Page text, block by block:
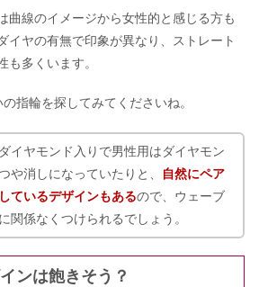
ープンウェンレターズの書く内容＆
は？100均おすすめ箱10選
曲線のイメージから女性的と感じる方も
イヤの有無で印象が異なり、ストレート
も多くいます。
指輪を探してみてくださいね。
イヤモンド入りで男性用はダイヤモン
や消しになっていたりと、
自然にペア
ているデザインもあるので、ウェーブ
関係なくつけられるでしょう。
ンは飽きそう？